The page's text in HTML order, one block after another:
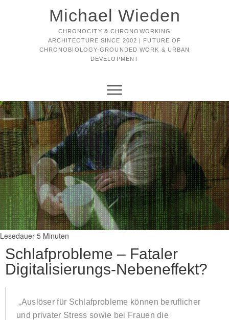
Michael Wieden
CHRONOCITY & CHRONOWORKING
ARCHITECTURE SINCE 2002 | FUTURE OF
CHRONOBIOLOGY-GROUNDED WORK & URBAN
DEVELOPMENT
Lesedauer 5 Minuten
Schlafprobleme – Fataler
Digitalisierungs-Nebeneffekt?
„Auslöser für Schlafprobleme können beruflicher
und privater Stress sowie bei Frauen die